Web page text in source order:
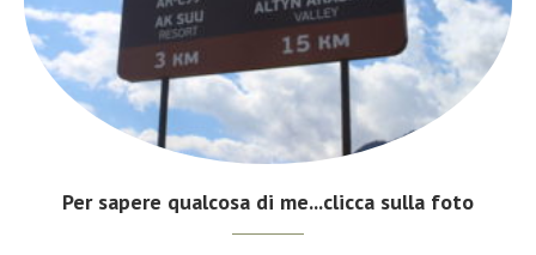
Per sapere qualcosa di me...clicca sulla foto